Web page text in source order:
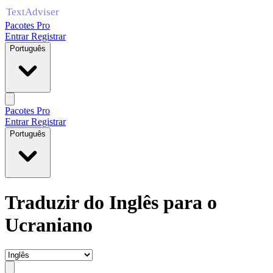
Pacotes Pro
EntrarRegistrar
Português
Pacotes Pro
EntrarRegistrar
Português
Traduzir do Inglês para o
Ucraniano